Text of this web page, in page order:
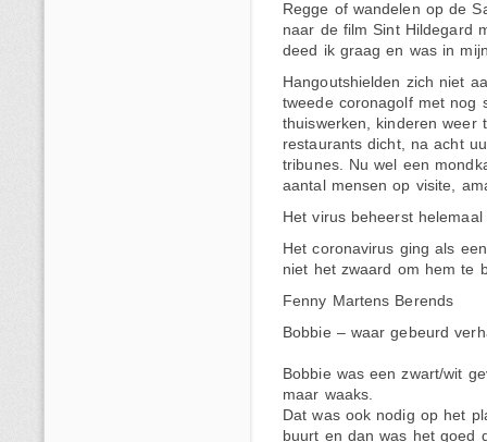
Regge of wandelen op de
naar de film Sint Hildegard
deed ik graag en was in
Hangoutshielden zich niet
tweede coronagolf met nog
thuiswerken, kinderen weer
restaurants dicht, na acht
tribunes. Nu wel een
aantal mensen op visite,
Het virus beheerst
Het coronavirus ging als
niet het zwaard om hem te
Fenny Martens Berends
Bobbie – waar gebeurd
Bobbie was een zwart/wit
maar waaks.
Dat was ook nodig op het
buurt en dan was het goed